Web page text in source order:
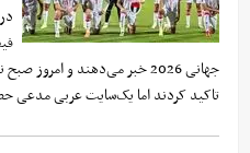
جهانی 2026 خبر می‌دهند و
تاکید کردند اما یک‌سایت عربی مدعی